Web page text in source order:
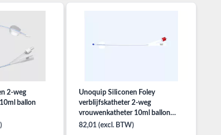
2-weg
ballon
Unoquip Siliconen Foley
verblijfskatheter 2-weg
vrouwenkatheter 10ml ballon
nelaton tip
82,01 (excl. BTW)